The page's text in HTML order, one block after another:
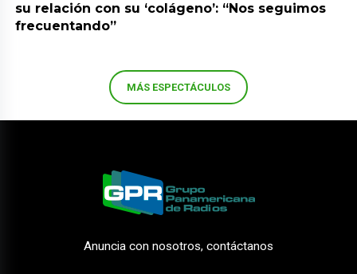
su relación con su ‘colágeno’: “Nos seguimos
frecuentando”
MÁS ESPECTÁCULOS
Anuncia con nosotros, contáctanos